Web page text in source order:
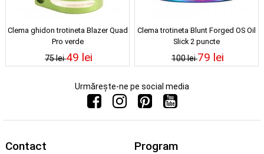
Clema ghidon trotineta Blazer Quad
Pro verde
75 lei49 lei
Clema trotineta Blunt Forged OS Oil
Slick 2 puncte
100 lei79 lei
Urmărește-ne pe social media
Contact Program